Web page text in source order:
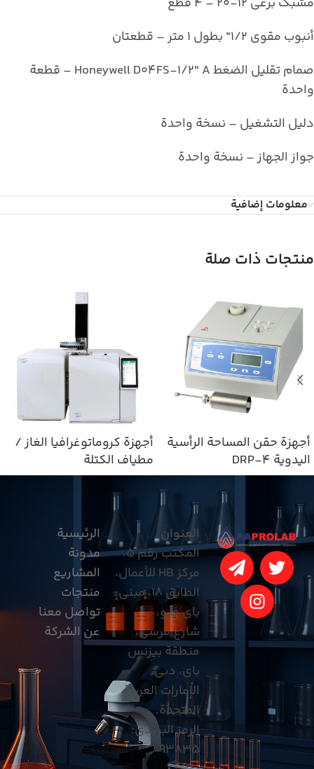
أنبوب مقوى 1/2″ بطول 1 متر – قطعتان
صمام تقليل الضغط Honeywell D04FS-1/2″ A – قطعة
واحدة
دليل التشغيل – نسخة واحدة
جواز الجهاز – نسخة واحدة
معلومات إضافية
منتجات ذات صلة
أجهزة حقن المساحة الرأسية
اليدوية DRP-4
أجهزة كروماتوغرافيا الغاز /
مطياف الكتلة
العنوان
المكتب رقم 5،
مركز HB للأعمال،
الطابق 18، مبنى
باي فيو،
شارع مرسى،
منطقة بيزنس
باي، دبي،
الإمارات العربية
المتحدة.
الرمز البريدي:
93835
الرئيسية
مدونة
المشاريع
منتجات
تواصل معنا
عن الشركة